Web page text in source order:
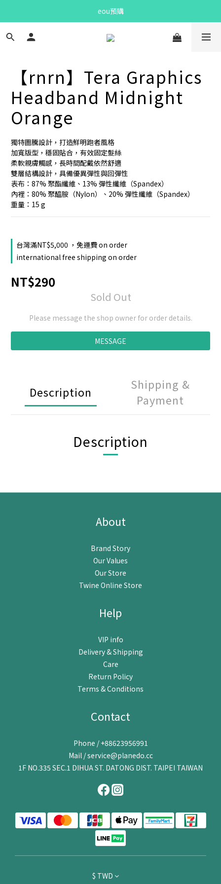
Bandit Summer
eou預購
Bandit Summer
【rnrn】Tera Graphics
Headband Midnight
Orange
獨特圖騰設計，打造鮮明跑者風格
加寬版型，穩固貼合，有效固定髮絲
柔軟親膚觸感，長時間配戴依然舒適
雙層結構設計，具備優異彈性與回彈性
表布：87% 聚酯纖維、13% 彈性纖維（Spandex）
內裡：80% 聚醯胺（Nylon）、20% 彈性纖維（Spandex）
重量：15 g
台灣滿NT$5,000 ，免運費 on order
international free shipping on order
NT$290
Sold Out
Please message the shop owner for order details.
MESSAGE
Description
Shipping &
Payment
Description
About
Brand Story
Our Values
Our Store
Twine Online Store
Help
VIP info
Delivery & Shipping
Care
Return Policy
Terms & Conditions
Contact
Phone / +88623956991
Mail / service@planedo.cc
1F NO.335 SEC.1 DIHUA ST. DATONG DIST. TAIPEI TAIWAN
$ TWD